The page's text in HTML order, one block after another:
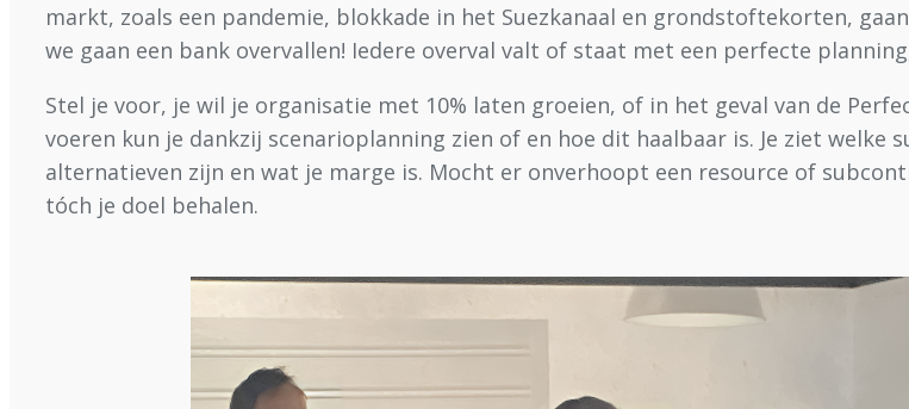
markt, zoals een pandemie, blokkade in het Suezkanaal en grondstoftekorten,
we gaan een bank overvallen! Iedere overval valt of staat met een perfecte
Stel je voor, je wil je organisatie met 10% laten groeien, of in het geval van de
voeren kun je dankzij scenarioplanning zien of en hoe dit haalbaar is. Je ziet
alternatieven zijn en wat je marge is. Mocht er onverhoopt een resource of
tóch je doel behalen.